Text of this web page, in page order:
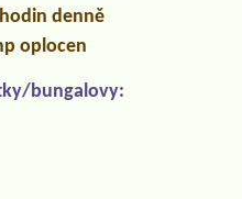
denně
oplocen
bungalovy: